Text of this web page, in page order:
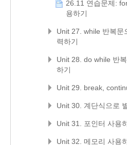
26.11 연습문제:
용하기
Unit 27. while 반복문
력하기
Unit 28. do while 반
하기
Unit 29. break,
Unit 30. 계단식으로
Unit 31. 포인터 사용
Unit 32. 메모리 사용